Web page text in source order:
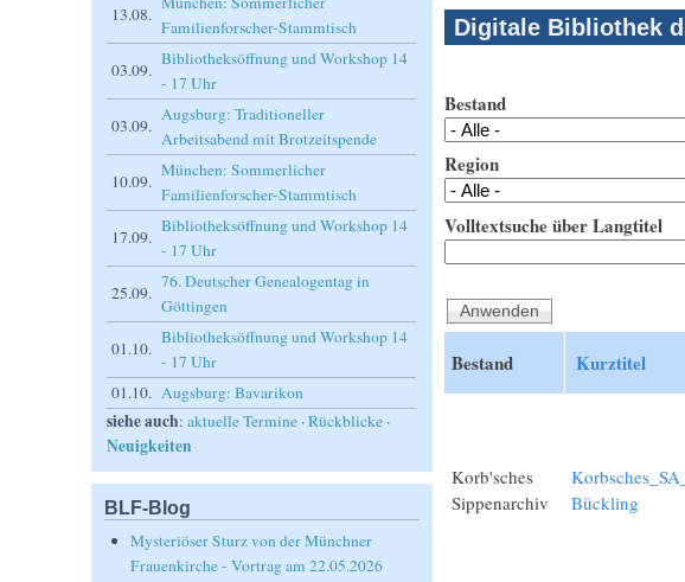
Digitale Bibliothek
Bestand
Region
Volltextsuche über Langtitel
Bestand Kurztitel
Korb'sches
Sippenarchiv
Bückling
13.08.
Familienforscher-Stammtisch
03.09.
Bibliotheksöffnung und Workshop 14
- 17 Uhr
03.09.
Augsburg: Traditioneller
Arbeitsabend mit Brotzeitspende
10.09.
München: Sommerlicher
Familienforscher-Stammtisch
17.09.
Bibliotheksöffnung und Workshop 14
- 17 Uhr
25.09.
76. Deutscher Genealogentag in
Göttingen
01.10.
Bibliotheksöffnung und Workshop 14
- 17 Uhr
01.10. Augsburg: Bavarikon
siehe auch:aktuelle Termine ·Rückblicke ·
Neuigkeiten
BLF-Blog
Mysteriöser Sturz von der Münchner
Frauenkirche - Vortrag am 22.05.2026